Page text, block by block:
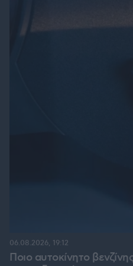
Ποιο αυτοκίνητο
06.08.2026, 19:12